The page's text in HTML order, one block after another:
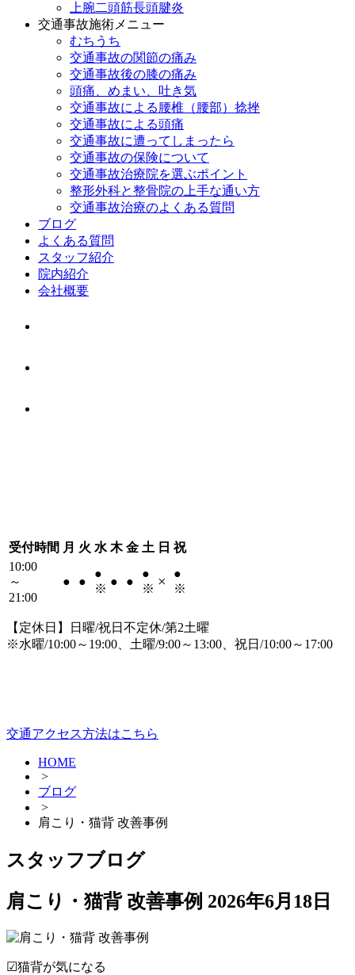
上腕二頭筋長頭腱炎
交通事故施術メニュー
むちうち
交通事故の関節の痛み
交通事故後の膝の痛み
頭痛、めまい、吐き気
交通事故による腰椎（腰部）捻挫
交通事故による頭痛
交通事故に遭ってしまったら
交通事故の保険について
交通事故治療院を選ぶポイント
整形外科と整骨院の上手な通い方
交通事故治療のよくある質問
ブログ
よくある質問
スタッフ紹介
院内紹介
会社概要
受付時間 月 火 水 木 金 土 日 祝
10:00
～
21:00
● ●
●
※
● ●
●
※ ×
●
※
【定休日】日曜/祝日不定休/第2土曜
※水曜/10:00～19:00、土曜/9:00～13:00、祝日/10:00～17:00
交通アクセス方法はこちら
HOME
>
ブログ
>
肩こり・猫背 改善事例
スタッフブログ
肩こり・猫背 改善事例 2026年6月18日
☑猫背が気になる